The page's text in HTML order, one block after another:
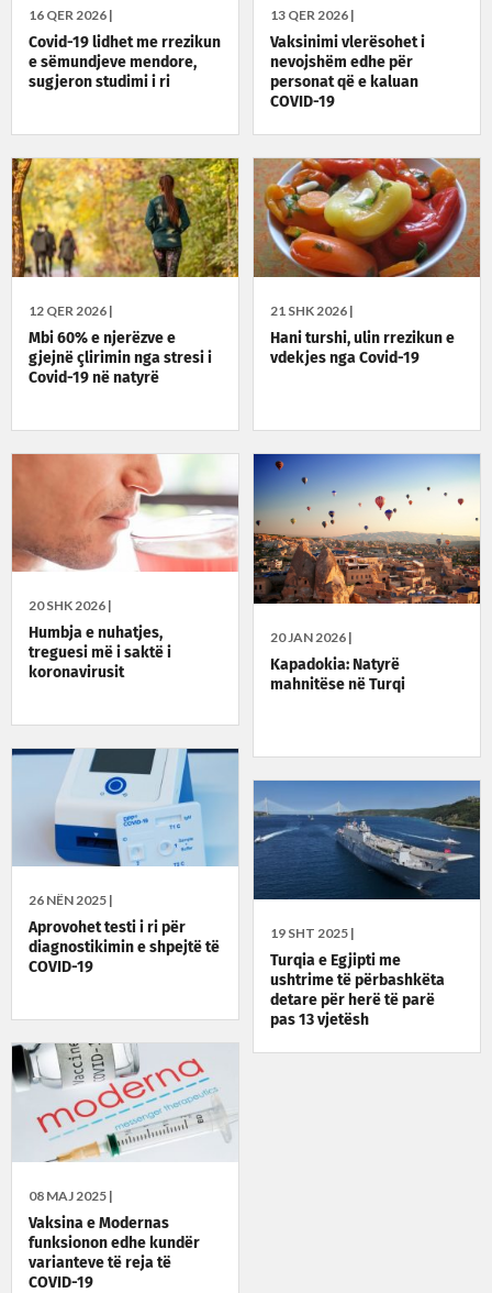
16 QER 2026 |
Covid-19 lidhet me rrezikun
e sëmundjeve mendore,
sugjeron studimi i ri
13 QER 2026 |
Vaksinimi vlerësohet i
nevojshëm edhe për
personat që e kaluan
COVID-19
12 QER 2026 |
Mbi 60% e njerëzve e
gjejnë çlirimin nga stresi i
Covid-19 në natyrë
21 SHK 2026 |
Hani turshi, ulin rrezikun e
vdekjes nga Covid-19
20 SHK 2026 |
Humbja e nuhatjes,
treguesi më i saktë i
koronavirusit
20 JAN 2026 |
Kapadokia: Natyrë
mahnitëse në Turqi
26 NËN 2025 |
Aprovohet testi i ri për
diagnostikimin e shpejtë të
COVID-19
19 SHT 2025 |
Turqia e Egjipti me
ushtrime të përbashkëta
detare për herë të parë
pas 13 vjetësh
08 MAJ 2025 |
Vaksina e Modernas
funksionon edhe kundër
varianteve të reja të
COVID-19